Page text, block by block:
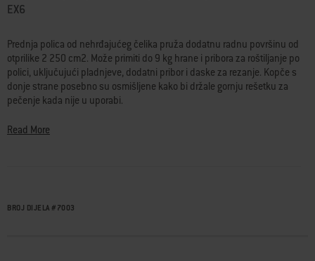
EX6
Prednja polica od nehrđajućeg čelika pruža dodatnu radnu površinu od
otprilike 2 250 cm2. Može primiti do 9 kg hrane i pribora za roštiljanje po
polici, uključujući pladnjeve, dodatni pribor i daske za rezanje. Kopče s
donje strane posebno su osmišljene kako bi držale gornju rešetku za
pečenje kada nije u uporabi.
• Jednostavno se pričvršćuje s prednje strane roštilja SmokeFire na
• Kada se ne upotrebljava, može se sklopiti
Read More
BROJ DIJELA # 7003